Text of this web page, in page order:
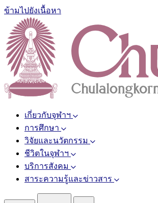
ข้ามไปยังเนื้อหา
เกี่ยวกับจุฬาฯ
การศึกษา
วิจัยและนวัตกรรม
ชีวิตในจุฬาฯ
บริการสังคม
สาระความรู้และข่าวสาร